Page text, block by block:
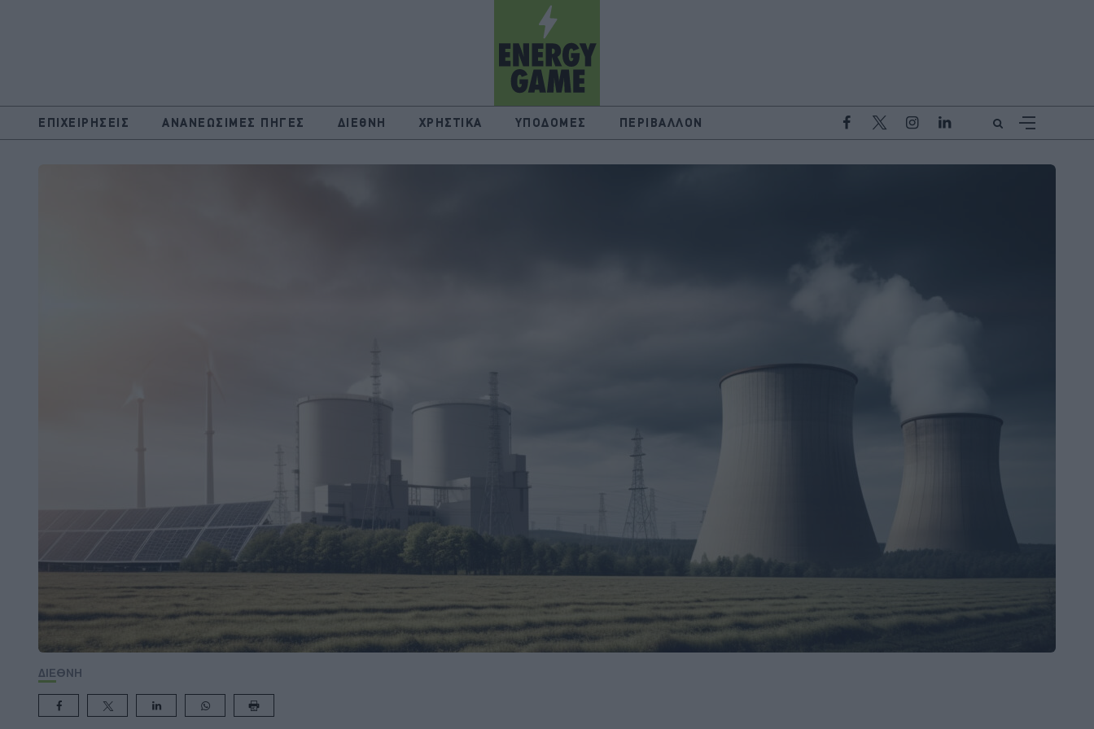
ΕΠΙΧΕΙΡΗΣΕΙΣ ΑΝΑΝΕΩΣΙΜΕΣ ΠΗΓΕΣ ΔΙΕΘΝΗ ΧΡΗΣΤΙΚΑ ΥΠΟΔΟΜΕΣ ΠΕΡΙΒΑΛΛΟΝ
ΔΙΕΘΝΗ